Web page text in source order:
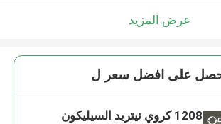
عرض المزيد
على افضل سعر ل
1208 كروي نيتريد السيليكون